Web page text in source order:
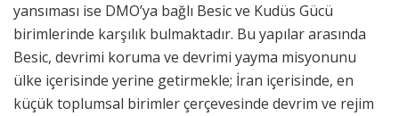
yansıması ise DMO’ya bağlı Besic ve Kudüs Gücü
birimlerinde karşılık bulmaktadır. Bu yapılar arasında
Besic, devrimi koruma ve devrimi yayma misyonunu
ülke içerisinde yerine getirmekle; İran içerisinde, en
küçük toplumsal birimler çerçevesinde devrim ve rejim